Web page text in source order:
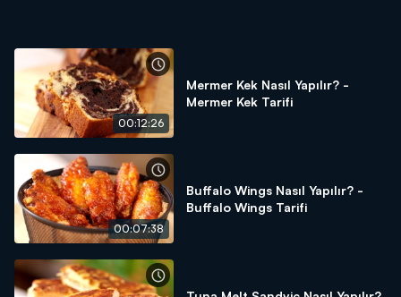
00:12:26
Mermer Kek Nasıl Yapılır? -
Mermer Kek Tarifi
00:07:38
Buffalo Wings Nasıl Yapılır? -
Buffalo Wings Tarifi